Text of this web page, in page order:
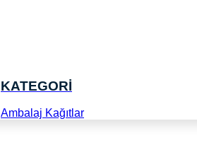
KATEGORİ
Ambalaj Kağıtlar